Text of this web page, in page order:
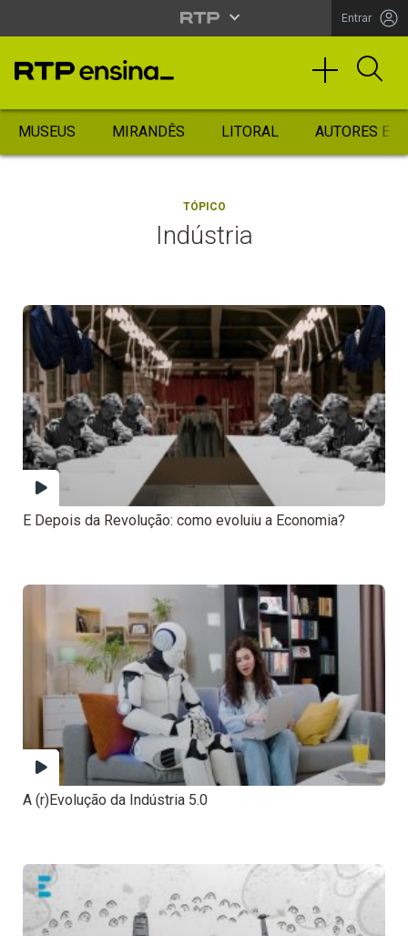
Entrar
MUSEUS MIRANDÊS LITORAL AUTORES
TÓPICO
Indústria
E Depois da Revolução: como evoluiu a Economia?
A (r)Evolução da Indústria 5.0